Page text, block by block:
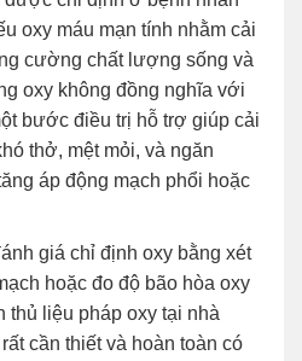
oxy máu mạn tính nhằm cải
cường chất lượng sống và
oxy không đồng nghĩa với
bước điều trị hỗ trợ giúp cải
thở, mệt mỏi, và ngăn
áp động mạch phổi hoặc
giá chỉ định oxy bằng xét
hoặc đo độ bão hòa oxy
thủ liệu pháp oxy tại nhà
cần thiết và hoàn toàn có